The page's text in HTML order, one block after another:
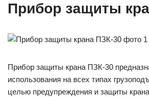
Прибор защиты
Прибор защиты крана ПЗК-30
использования на всех типах
целью предупреждения и защиты крана